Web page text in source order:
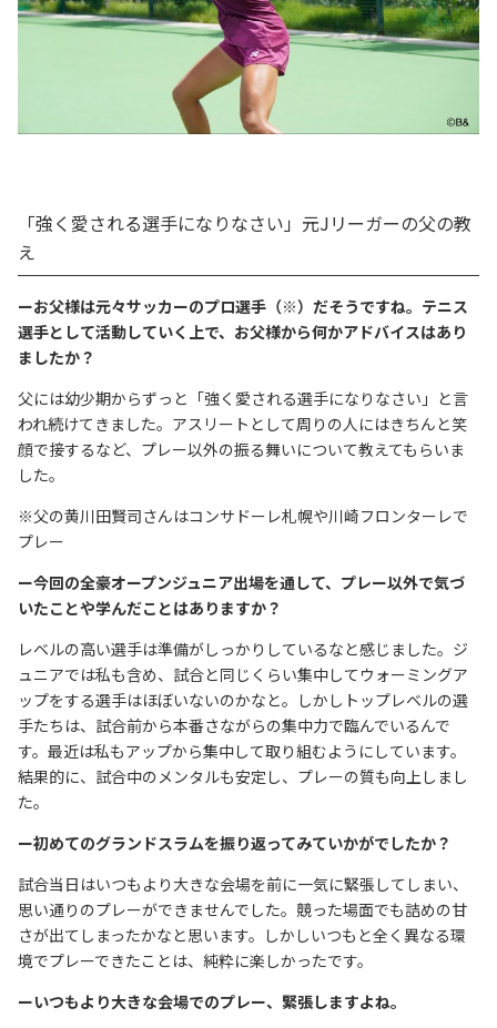
「強く愛される選手になりなさい」元Jリーガーの父の教
え
ーお父様は元々サッカーのプロ選手（※）だそうですね。テニス
選手として活動していく上で、お父様から何かアドバイスはあり
ましたか？
父には幼少期からずっと「強く愛される選手になりなさい」と言
われ続けてきました。アスリートとして周りの人にはきちんと笑
顔で接するなど、プレー以外の振る舞いについて教えてもらいま
した。
※父の黄川田賢司さんはコンサドーレ札幌や川崎フロンターレで
プレー
ー今回の全豪オープンジュニア出場を通して、プレー以外で気づ
いたことや学んだことはありますか？
レベルの高い選手は準備がしっかりしているなと感じました。ジ
ュニアでは私も含め、試合と同じくらい集中してウォーミングア
ップをする選手はほぼいないのかなと。しかしトップレベルの選
手たちは、試合前から本番さながらの集中力で臨んでいるんで
す。最近は私もアップから集中して取り組むようにしています。
結果的に、試合中のメンタルも安定し、プレーの質も向上しまし
た。
ー初めてのグランドスラムを振り返ってみていかがでしたか？
試合当日はいつもより大きな会場を前に一気に緊張してしまい、
思い通りのプレーができませんでした。競った場面でも詰めの甘
さが出てしまったかなと思います。しかしいつもと全く異なる環
境でプレーできたことは、純粋に楽しかったです。
ーいつもより大きな会場でのプレー、緊張しますよね。